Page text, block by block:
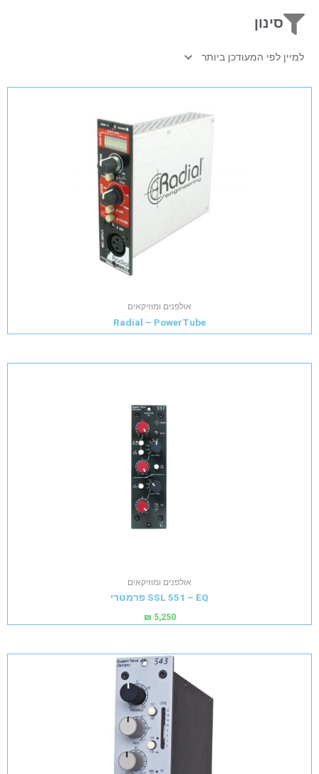
סינון
אולפנים ומוזיקאים
Radial – PowerTube
אולפנים ומוזיקאים
SSL 551 – EQ פרמטרי
₪ 5,250